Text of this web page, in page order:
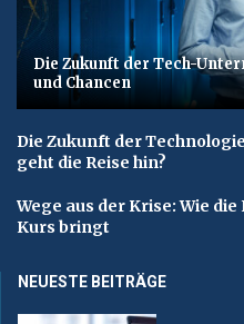
Die Zukunft der Tech-
und Chancen
Die Zukunft der
geht die Reise hin?
Wege aus der Krise: Wie
Kurs bringt
NEUESTE BEITRÄGE